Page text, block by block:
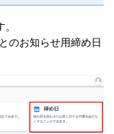
のお知らせ用締め日